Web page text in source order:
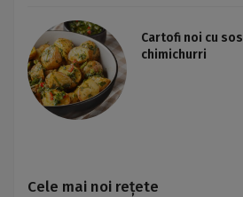
Cartofi noi cu sos
chimichurri
Cele mai noi rețete